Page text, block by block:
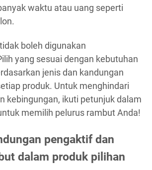
waktu atau uang seperti
boleh digunakan
yang sesuai dengan kebutuhan
jenis dan kandungan
produk. Untuk menghindari
kebingungan, ikuti petunjuk dalam
memilih pelurus rambut Anda!
pengaktif dan
dalam produk pilihan